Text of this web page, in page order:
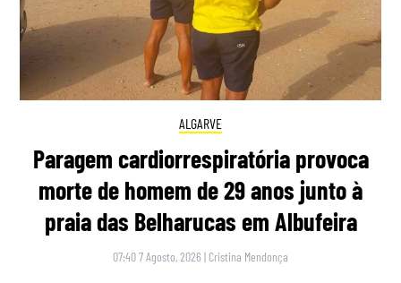
ALGARVE
Paragem cardiorrespiratória provoca
morte de homem de 29 anos junto à
praia das Belharucas em Albufeira
07:40 7 Agosto, 2026 | Cristina Mendonça